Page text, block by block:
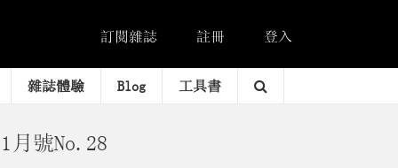
訂閱雜誌 註冊 登入
雜誌體驗 Blog 工具書
月號No.28